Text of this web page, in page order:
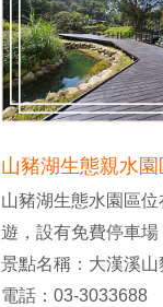
山豬湖生態親水
山豬湖生態水園區
遊，設有免費停車場
景點名稱：大漢溪
電話：03-3033688